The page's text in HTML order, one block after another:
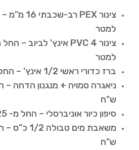
למטר
למטר
ברז כדורי ראשי 1/2 אינץ' – החל מ- 20 ש"ח
ש"ח
סיפון כיור אוניברסלי – החל מ- 25 ש"ח
ש"ח